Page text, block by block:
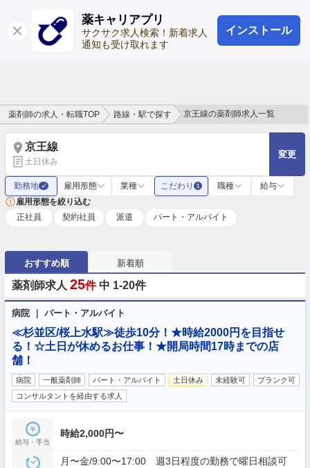
薬キャリアプリ
サクサク求人検索！新着求人
通知も受け取れます
インストール
ログイン 会員登録
薬剤師の求人・転職TOP 路線・駅で探す 京王線の薬剤師求人一覧
京王線
土日休み
変更
勤務地 ✓ 雇用形態 業種 こだわり 1 職種
給与
雇用形態を絞り込む
正社員
契約社員 派遣 パート・アルバイト
おすすめ順 新着順
薬剤師求人 25件 中 1-20件
病院 ｜ パート・アルバイト
≪杉並区/桜上水駅≫徒歩10分！★時給2000円を目指せ
る！☆土日が休めるお仕事！★開局時間17時までの店
舗！
病院 一般薬剤師 パート・アルバイト 土日休み 未経験可
ブランク可
コンサルタントを経由する求人
給与・手当
時給2,000円〜
月〜金/9:00〜17:00 週3日程度の勤務で曜日相談可